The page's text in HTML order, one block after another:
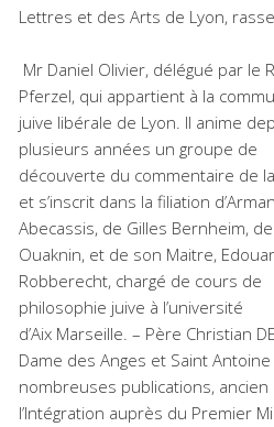
Lettres et des Arts de Lyon,
Mr Daniel Olivier, délégué par le
Pferzel, qui appartient à la
juive libérale de Lyon. Il anime
plusieurs années un groupe de
découverte du commentaire de
et s’inscrit dans la filiation
Abecassis, de Gilles Bernheim,
Ouaknin, et de son Maitre,
Robberecht, chargé de cours de
philosophie juive à l’université
d’Aix Marseille. – Père Christian
Dame des Anges et Saint
nombreuses publications,
l’Intégration auprès du Premier